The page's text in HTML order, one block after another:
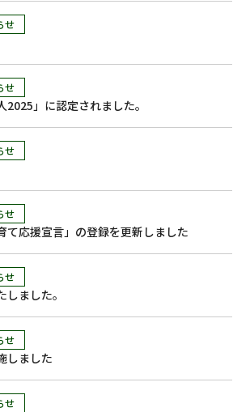
せ
せ
2025」に認定されました。
せ
せ
て応援宣言」の登録を更新しました
せ
ました。
せ
しました
せ